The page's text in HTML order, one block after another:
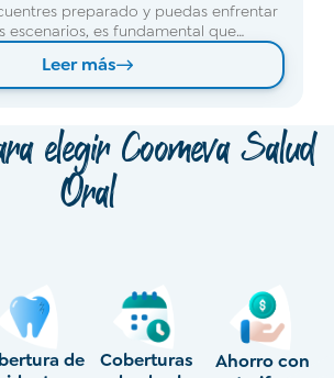
preparado y puedas enfrentar
confiable que te brinde
y oportuna.
Leer más
elegir Coomeva Salud
Oral
Ahorro con
Acceso
directo a
especialistas
Sin necesidad